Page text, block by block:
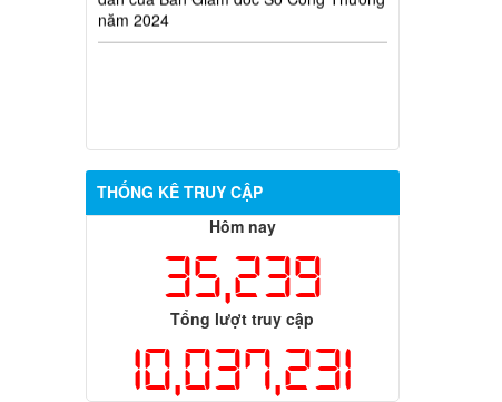
THỐNG KÊ TRUY CẬP
Hôm nay
35,239
Tổng lượt truy cập
10,037,231